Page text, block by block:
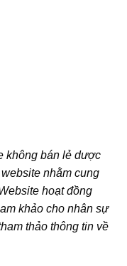
không bán lẻ dược
nhằm cung
hoạt đồng
khảo cho nhân sự
thảo thông tin về